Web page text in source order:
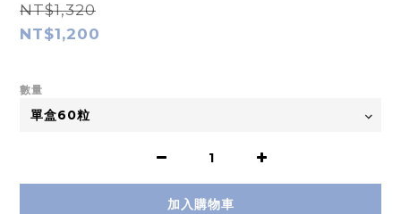
NT$1,320
NT$1,200
數量
加入購物車